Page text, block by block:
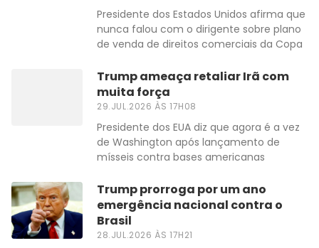
Presidente dos Estados Unidos afirma que
nunca falou com o dirigente sobre plano
de venda de direitos comerciais da Copa
Trump ameaça retaliar Irã com
muita força
29.JUL.2026 ÀS 17H08
Presidente dos EUA diz que agora é a vez
de Washington após lançamento de
mísseis contra bases americanas
Trump prorroga por um ano
emergência nacional contra o
Brasil
28.JUL.2026 ÀS 17H21